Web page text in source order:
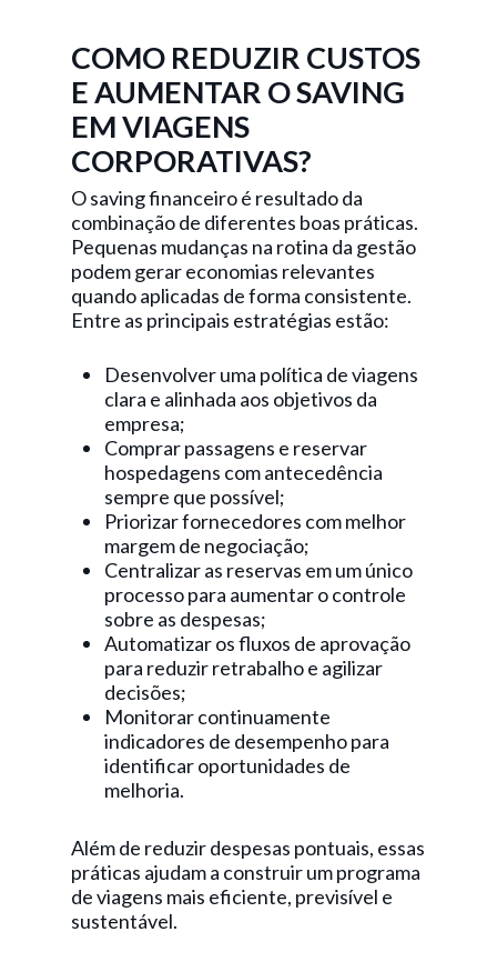
COMO REDUZIR CUSTOS
E AUMENTAR O SAVING
EM VIAGENS
CORPORATIVAS?
O saving financeiro é resultado da
combinação de diferentes boas práticas.
Pequenas mudanças na rotina da gestão
podem gerar economias relevantes
quando aplicadas de forma consistente.
Entre as principais estratégias estão:
Desenvolver uma política de viagens
clara e alinhada aos objetivos da
empresa;
Comprar passagens e reservar
hospedagens com antecedência
sempre que possível;
Priorizar fornecedores com melhor
margem de negociação;
Centralizar as reservas em um único
processo para aumentar o controle
sobre as despesas;
Automatizar os fluxos de aprovação
para reduzir retrabalho e agilizar
decisões;
Monitorar continuamente
indicadores de desempenho para
identificar oportunidades de
melhoria.
Além de reduzir despesas pontuais, essas
práticas ajudam a construir um programa
de viagens mais eficiente, previsível e
sustentável.